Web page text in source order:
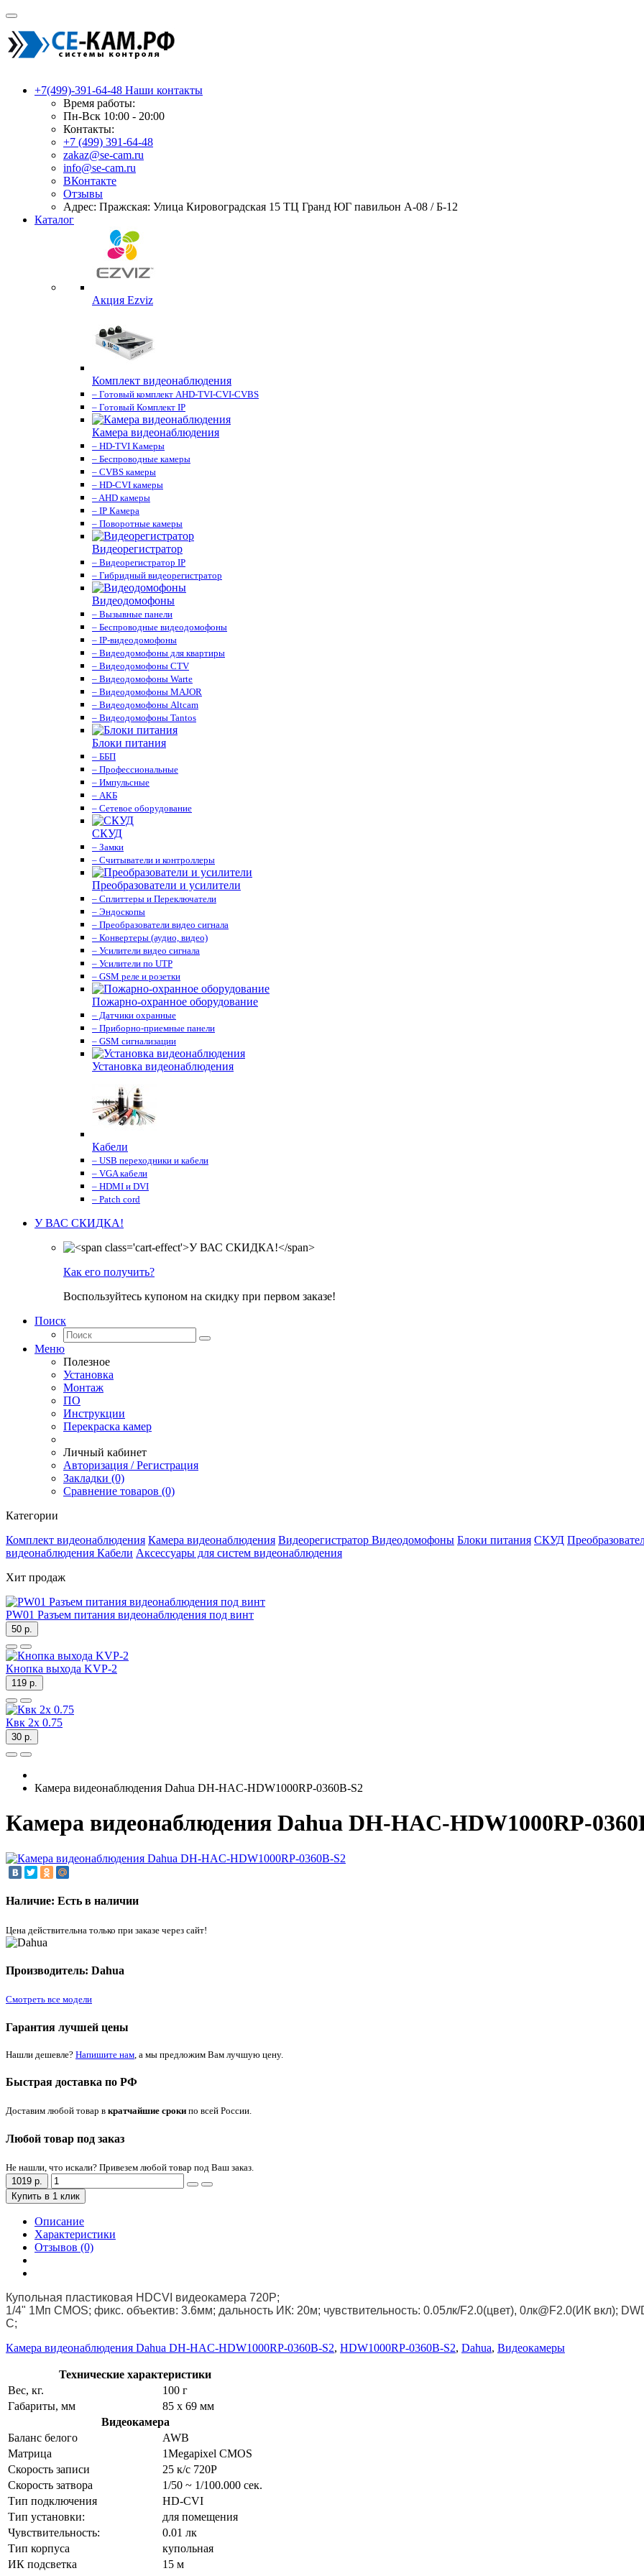
+7(499)-391-64-48 Наши контакты
Время работы:
Пн-Вск 10:00 - 20:00
Контакты:
+7 (499) 391-64-48
zakaz@se-cam.ru
info@se-cam.ru
ВКонтакте
Отзывы
Адрес: Пражская: Улица Кировоградская 15 ТЦ Гранд ЮГ павильон А-08 / Б-12
Каталог
Акция Ezviz
Комплект видеонаблюдения
– Готовый комплект AHD-TVI-CVI-CVBS
– Готовый Комплект IP
Камера видеонаблюдения
– HD-TVI Камеры
– Беспроводные камеры
– CVBS камеры
– HD-CVI камеры
– AHD камеры
– IP Камера
– Поворотные камеры
Видеорегистратор
– Видеорегистратор IP
– Гибридный видеорегистратор
Видеодомофоны
– Вызывные панели
– Беспроводные видеодомофоны
– IP-видеодомофоны
– Видеодомофоны для квартиры
– Видеодомофоны CTV
– Видеодомофоны Warte
– Видеодомофоны MAJOR
– Видеодомофоны Altcam
– Видеодомофоны Tantos
Блоки питания
– ББП
– Профессиональные
– Импульсные
– АКБ
– Сетевое оборудование
СКУД
– Замки
– Считыватели и контроллеры
Преобразователи и усилители
– Сплиттеры и Переключатели
– Эндоскопы
– Преобразователи видео сигнала
– Конвертеры (аудио, видео)
– Усилители видео сигнала
– Усилители по UTP
– GSM реле и розетки
Пожарно-охранное оборудование
– Датчики охранные
– Приборно-приемные панели
– GSM сигнализации
Установка видеонаблюдения
Кабели
– USB переходники и кабели
– VGA кабели
– HDMI и DVI
– Patch cord
У ВАС СКИДКА!
Как его получить?
Воспользуйтесь купоном на скидку при первом заказе!
Поиск
Меню
Полезное
Установка
Монтаж
ПО
Инструкции
Перекраска камер
Личный кабинет
Авторизация / Регистрация
Закладки (0)
Сравнение товаров (0)
Категории
Комплект видеонаблюдения Камера видеонаблюдения Видеорегистратор Видеодомофоны Блоки питания СКУД
видеонаблюдения Кабели Аксессуары для систем видеонаблюдения
Хит продаж
PW01 Разъем питания видеонаблюдения под винт
50 р.
Кнопка выхода KVP-2
119 р.
Квк 2х 0.75
30 р.
Камера видеонаблюдения Dahua DH-HAC-HDW1000RP-0360B-S2
Камера видеонаблюдения Dahua DH-HAC-HDW1000RP-
Наличие: Есть в наличии
Цена действительна только при заказе через сайт!
Производитель: Dahua
Смотреть все модели
Гарантия лучшей цены
Нашли дешевле? Напишите нам , а мы предложим Вам лучшую цену.
Быстрая доставка по РФ
Доставим любой товар в кратчайшие сроки по всей России.
Любой товар под заказ
Не нашли, что искали? Привезем любой товар под Ваш заказ.
1019 р.
Купить в 1 клик
Описание
Характеристики
Отзывов (0)
Купольная пластиковая HDCVI видеокамера 720P;
1/4" 1Mп CMOS; фикс. объектив: 3.6мм; дальность ИК: 20м; чувствительность: 0.05лк/F2.0(цвет), 0лк@F2.0(ИК вкл);
С;
Камера видеонаблюдения Dahua DH-HAC-HDW1000RP-0360B-S2, HDW1000RP-0360B-S2, Dahua, Видеокамеры
Технические характеристики
Вес, кг.
100 г
Габариты, мм
85 x 69 мм
Видеокамера
Баланс белого
AWB
Матрица
1Megapixel CMOS
Скорость записи
25 к/с 720P
Скорость затвора
1/50 ~ 1/100.000 сек.
Тип подключения
HD-CVI
Тип установки:
для помещения
Чувствительность:
0.01 лк
Тип корпуса
купольная
ИК подсветка
15 м